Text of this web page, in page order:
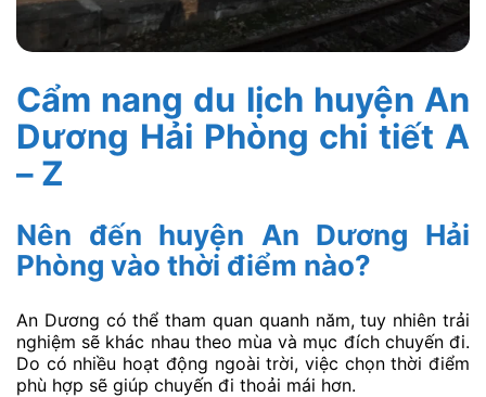
Cẩm nang du lịch huyện An
Dương Hải Phòng chi tiết A
– Z
Nên đến huyện An Dương Hải
Phòng vào thời điểm nào?
An Dương có thể tham quan quanh năm, tuy nhiên trải
nghiệm sẽ khác nhau theo mùa và mục đích chuyến đi.
Do có nhiều hoạt động ngoài trời, việc chọn thời điểm
phù hợp sẽ giúp chuyến đi thoải mái hơn.